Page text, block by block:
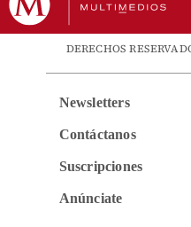
DERECHOS
Newsletters
Contáctanos
Suscripciones
Anúnciate